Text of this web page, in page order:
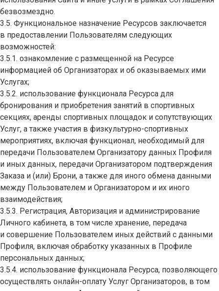
безвозмездно.
3.5. Функциональное назначение Ресурсов заключается
в предоставлении Пользователям следующих
возможностей:
3.5.1. ознакомление с размещенной на Ресурсе
информацией об Организаторах и об оказываемых ими
Услугах;
3.5.2. использование функционала Ресурса для
бронирования и приобретения занятий в спортивных
секциях, аренды спортивных площадок и сопутствующих
Услуг, а также участия в физкультурно-спортивных
мероприятиях, включая функционал, необходимый для
передачи Пользователем Организатору данных Профиля
и иных данных, передачи Организатором подтверждения
Заказа и (или) Брони, а также для иного обмена данными
между Пользователем и Организатором и их иного
взаимодействия;
3.5.3. Регистрация, Авторизация и администрирование
Личного кабинета, в том числе хранение, передача
и совершение Пользователем иных действий с данными
Профиля, включая обработку указанных в Профиле
персональных данных;
3.5.4. использование функционала Ресурса, позволяющего
осуществлять онлайн-оплату Услуг Организаторов, в том